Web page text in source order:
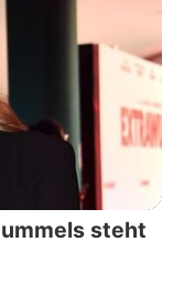
steht